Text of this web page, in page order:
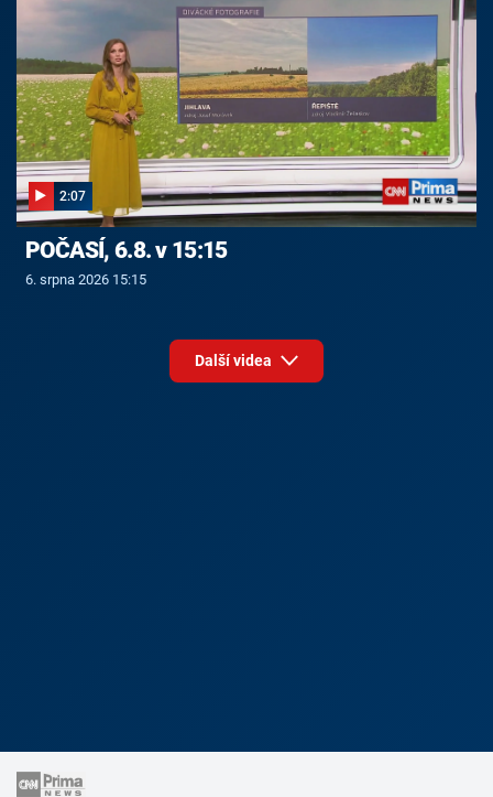
2:07
POČASÍ, 6.8. v 15:15
6. srpna 2026 15:15
Další videa